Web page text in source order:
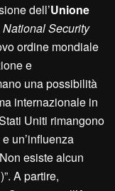
dell’Unione
National Security
ordine mondiale
e
una possibilità
internazionale in
Uniti rimangono
un’influenza
esiste alcun
A partire,